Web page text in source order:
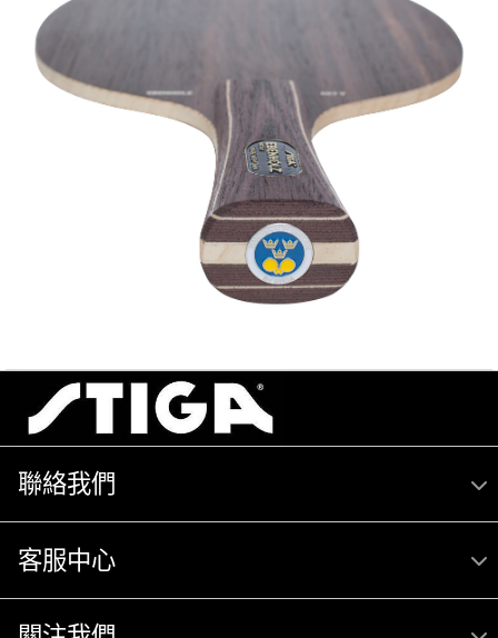
聯絡我們
客服中心